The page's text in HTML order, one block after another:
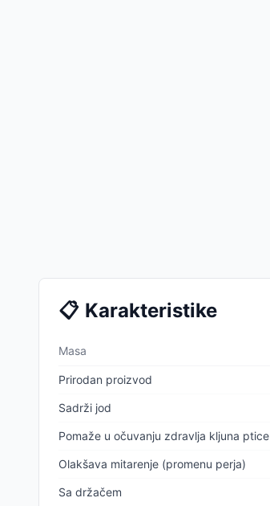
📋 Karakteristike
Masa
Prirodan proizvod
Sadrži jod
Pomaže u očuvanju zdravlja kljuna ptice
Olakšava mitarenje (promenu perja)
Sa držačem